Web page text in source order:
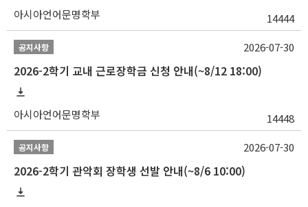
아시아언어문명학부 14444
공지사항
2026-2학기 교내 근로장학금 신청 안내(~8/12 18:00)
아시아언어문명학부 14448
2026-07-30
공지사항
2026-2학기 관악회 장학생 선발 안내(~8/6 10:00)
2026-07-30